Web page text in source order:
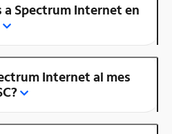
a Spectrum Internet en
Internet al mes